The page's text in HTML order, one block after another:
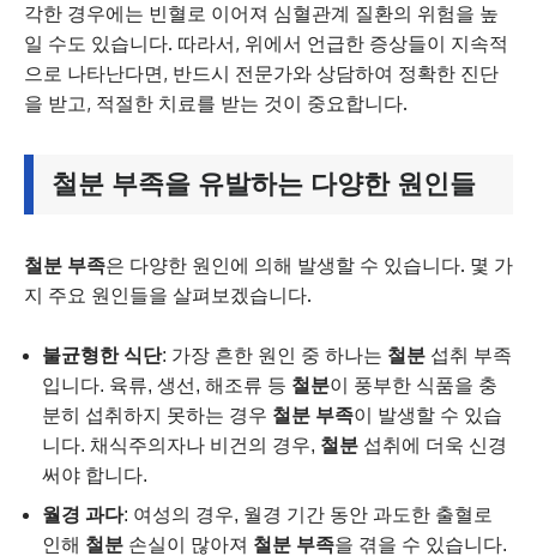
각한 경우에는 빈혈로 이어져 심혈관계 질환의 위험을 높
일 수도 있습니다. 따라서, 위에서 언급한 증상들이 지속적
으로 나타난다면, 반드시 전문가와 상담하여 정확한 진단
을 받고, 적절한 치료를 받는 것이 중요합니다.
철분 부족을 유발하는 다양한 원인들
철분 부족은 다양한 원인에 의해 발생할 수 있습니다. 몇 가
지 주요 원인들을 살펴보겠습니다.
불균형한 식단: 가장 흔한 원인 중 하나는 철분 섭취 부족
입니다. 육류, 생선, 해조류 등 철분이 풍부한 식품을 충
분히 섭취하지 못하는 경우 철분 부족이 발생할 수 있습
니다. 채식주의자나 비건의 경우, 철분 섭취에 더욱 신경
써야 합니다.
월경 과다: 여성의 경우, 월경 기간 동안 과도한 출혈로
인해 철분 손실이 많아져 철분 부족을 겪을 수 있습니다.